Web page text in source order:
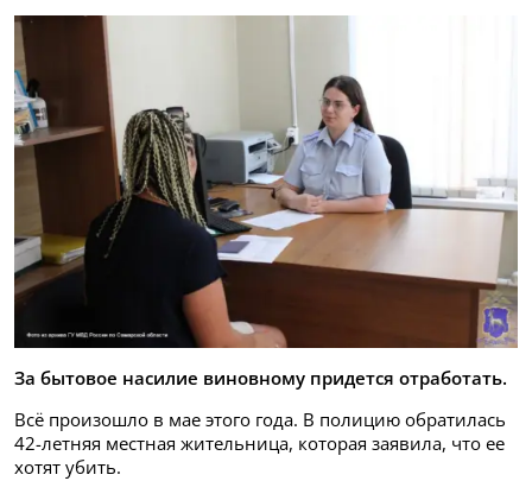
За бытовое насилие виновному придется отработать.
Всё произошло в мае этого года. В полицию обратилась
42-летняя местная жительница, которая заявила, что ее
хотят убить.